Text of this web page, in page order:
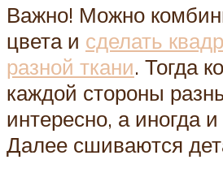
Важно! Можно
цвета и сделать
разной ткани. Тогда
каждой стороны
интересно, а иногда
Далее сшиваются